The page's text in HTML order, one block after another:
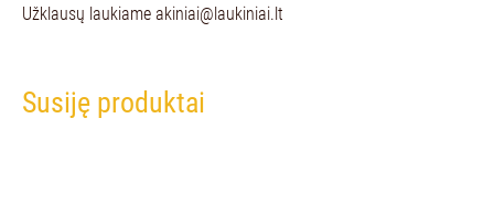
Užklausų laukiame akiniai@laukiniai.lt
Susiję produktai